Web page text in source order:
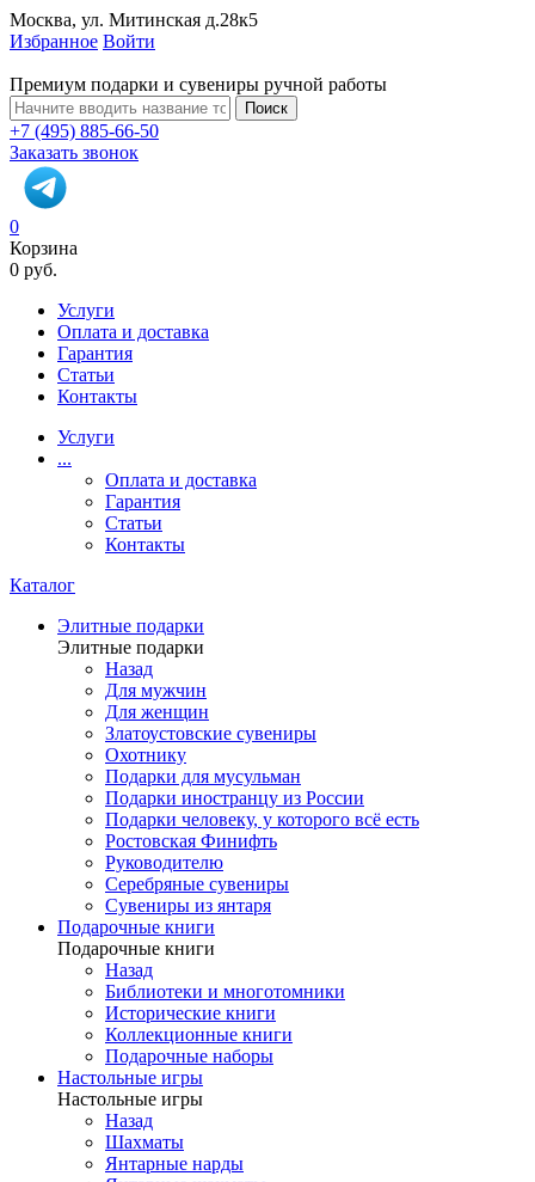
Москва, ул. Митинская д.28к5
Избранное Войти
Премиум подарки и сувениры ручной работы
Поиск
+7 (495) 885-66-50
Заказать звонок
0
Корзина
0 руб.
Услуги
Оплата и доставка
Гарантия
Статьи
Контакты
Услуги
...
Оплата и доставка
Гарантия
Статьи
Контакты
Каталог
Элитные подарки
Элитные подарки
Назад
Для мужчин
Для женщин
Златоустовские сувениры
Охотнику
Подарки для мусульман
Подарки иностранцу из России
Подарки человеку, у которого всё есть
Ростовская Финифть
Руководителю
Серебряные сувениры
Сувениры из янтаря
Подарочные книги
Подарочные книги
Назад
Библиотеки и многотомники
Исторические книги
Коллекционные книги
Подарочные наборы
Настольные игры
Настольные игры
Назад
Шахматы
Янтарные нарды